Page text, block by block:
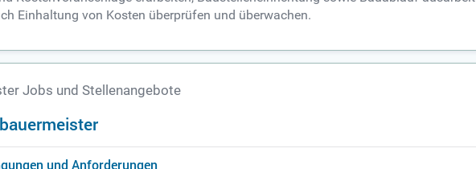
Einhaltung von Kosten überprüfen und überwachen.
Jobs und Stellenangebote
und Anforderungen